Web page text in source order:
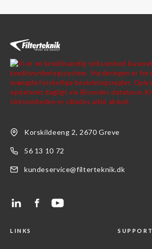
Korskildeeng 2, 2670 Greve
56 13 10 72
kundeservice@filterteknik.dk
LINKS SUPPORT